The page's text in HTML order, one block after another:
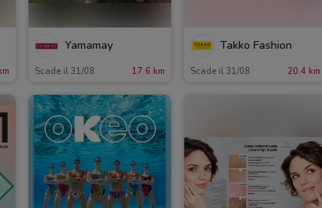
Yamamay
Scade il 31/08 17.6 km
Takko Fashion
Scade il 31/08 20.4 km